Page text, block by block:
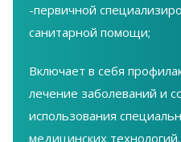
-первичной
санитарной помощи;
Включает в себя
лечение заболеваний и
использования
медицинских технологий.